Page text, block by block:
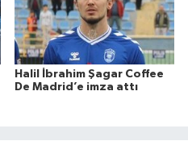
Halil İbrahim Şagar Coffee
De Madrid’e imza attı